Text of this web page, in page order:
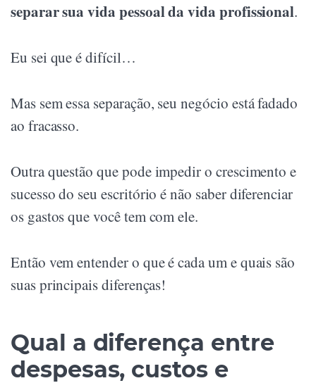
separar sua vida pessoal da vida profissional.
Eu sei que é difícil…
Mas sem essa separação, seu negócio está fadado
ao fracasso.
Outra questão que pode impedir o crescimento e
sucesso do seu escritório é não saber diferenciar
os gastos que você tem com ele.
Então vem entender o que é cada um e quais são
suas principais diferenças!
Qual a diferença entre
despesas, custos e